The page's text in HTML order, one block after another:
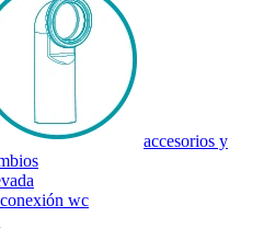
accesorios y
wc